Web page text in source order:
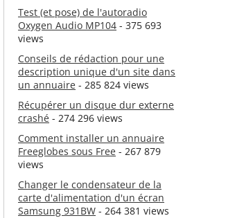
Test (et pose) de l'autoradio
Oxygen Audio MP104 - 375 693
views
Conseils de rédaction pour une
description unique d'un site dans
un annuaire - 285 824 views
Récupérer un disque dur externe
crashé - 274 296 views
Comment installer un annuaire
Freeglobes sous Free - 267 879
views
Changer le condensateur de la
carte d'alimentation d'un écran
Samsung 931BW - 264 381 views